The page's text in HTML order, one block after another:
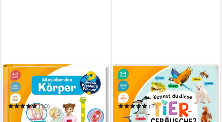
RAVENSBURGER
tiptoi® Wieso? Weshalb?
Warum? Alles über den
Körper / (10)
19,99 €
RAVENSBURGER
tiptoi® Kennst du diese
Tiergeräusche? /
(7)
19,99 €